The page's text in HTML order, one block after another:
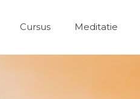
Cursus Meditatie